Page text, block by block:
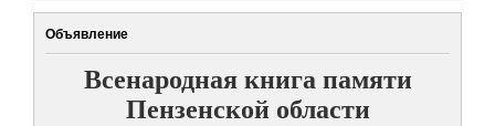
Объявление
Всенародная книга памяти
Пензенской области